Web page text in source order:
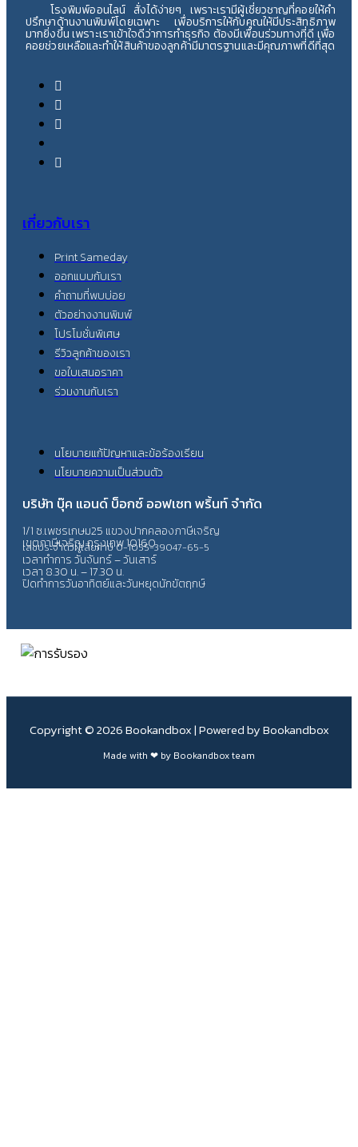
โรงพิมพ์ออนไลน์ สั่งได้ง่ายๆ เพราะเรามีผู้เชี่ยวชาญที่คอยให้คำ
ปรึกษาด้านงานพิมพ์โดยเฉพาะ เพื่อบริการให้กับคุณให้มีประสิทธิภาพ
มากยิ่งขึ้น เพราะเราเข้าใจดีว่าการทำธุรกิจ ต้องมีเพื่อนร่วมทางที่ดี เพื่อ
คอยช่วยเหลือและทำให้สินค้าของลูกค้ามีมาตรฐานและมีคุณภาพที่ดีที่สุด
เกี่ยวกับเรา
Print Sameday
ออกแบบกับเรา
คำถามที่พบบ่อย
ตัวอย่างงานพิมพ์
โปรโมชั่นพิเศษ
รีวิวลูกค้าของเรา
ขอใบเสนอราคา
ร่วมงานกับเรา
นโยบายแก้ปัญหาและข้อร้องเรียน
นโยบายความเป็นส่วนตัว
บริษัท บุ๊ค แอนด์ บ็อกซ์ ออฟเซท พริ้นท์ จำกัด
1/1 ซ.เพชรเกษม25 แขวงปากคลองภาษีเจริญ
เขตภาษีเจริญ กรุงเทพ 10160
เลขประจำตัวผู้เสียภาษี 0-1055-39047-65-5
เวลาทำการ วันจันทร์ – วันเสาร์
เวลา 8.30 น. – 17.30 น.
ปิดทำการวันอาทิตย์และวันหยุดนักขัตฤกษ์
Copyright © 2026 Bookandbox | Powered by Bookandbox
Made with ❤ by Bookandbox team